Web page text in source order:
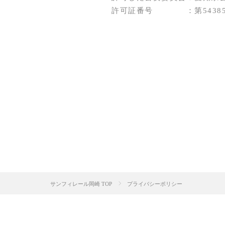
許可証番号 ：第
サンフィレール岡崎 TOP プライバシーポリシー